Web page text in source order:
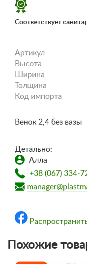
Соответствует
Артикул
Высота
Ширина
Толщина
Код импорта
Венок 2,4 без вазы
Детально:
Алла
+38 (067) 334-
Похожие